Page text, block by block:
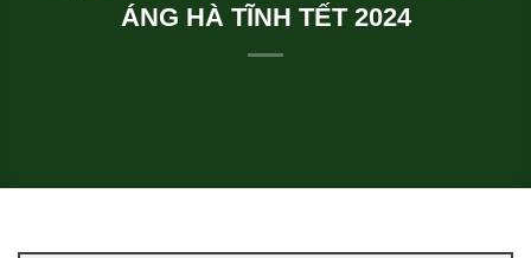
ÁNG HÀ TĨNH TẾT 2024